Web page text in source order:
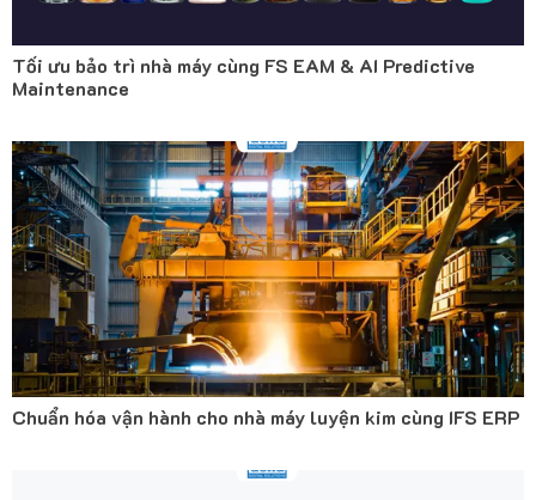
Tối ưu bảo trì nhà máy cùng FS EAM & AI Predictive
Maintenance
Chuẩn hóa vận hành cho nhà máy luyện kim cùng IFS ERP